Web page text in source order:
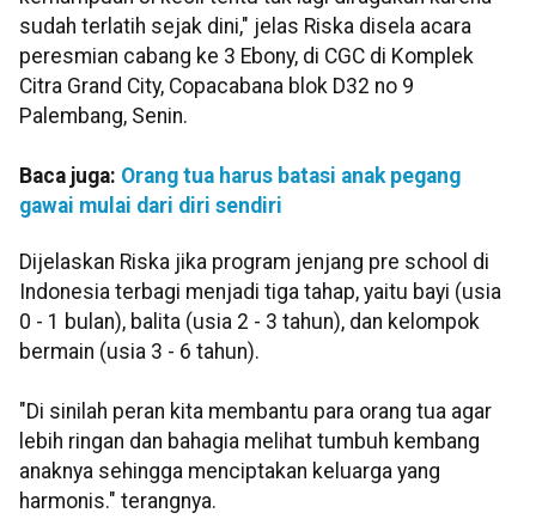
sudah terlatih sejak dini," jelas Riska disela acara
peresmian cabang ke 3 Ebony, di CGC di Komplek
Citra Grand City, Copacabana blok D32 no 9
Palembang, Senin.
Baca juga: Orang tua harus batasi anak pegang
gawai mulai dari diri sendiri
Dijelaskan Riska jika program jenjang pre school di
Indonesia terbagi menjadi tiga tahap, yaitu bayi (usia
0 - 1 bulan), balita (usia 2 - 3 tahun), dan kelompok
bermain (usia 3 - 6 tahun).
"Di sinilah peran kita membantu para orang tua agar
lebih ringan dan bahagia melihat tumbuh kembang
anaknya sehingga menciptakan keluarga yang
harmonis." terangnya.